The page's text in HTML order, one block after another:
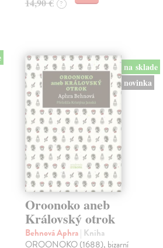
14,90 € ?
na sklade
novinka
Oroonoko aneb
Královský otrok
Behnová Aphra| Kniha
OROONOKO (1688), bizarní